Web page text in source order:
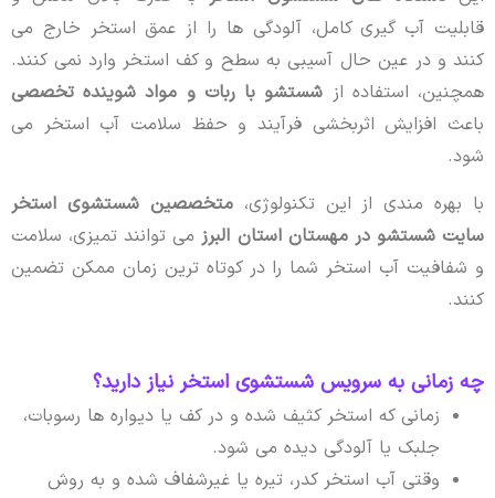
قابلیت آب گیری کامل، آلودگی ها را از عمق استخر خارج می
کنند و در عین حال آسیبی به سطح و کف استخر وارد نمی کنند.
همچنین، استفاده از شستشو با ربات و مواد شوینده تخصصی
باعث افزایش اثربخشی فرآیند و حفظ سلامت آب استخر می
شود.
با بهره مندی از این تکنولوژی، متخصصین شستشوی استخر
سایت شستشو در مهستان استان البرزمی توانند تمیزی، سلامت
و شفافیت آب استخر شما را در کوتاه ترین زمان ممکن تضمین
کنند.
چه زمانی به سرویس شستشوی استخر نیاز دارید؟
زمانی که استخر کثیف شده و در کف یا دیواره ها رسوبات،
جلبک یا آلودگی دیده می شود.
وقتی آب استخر کدر، تیره یا غیرشفاف شده و به روش